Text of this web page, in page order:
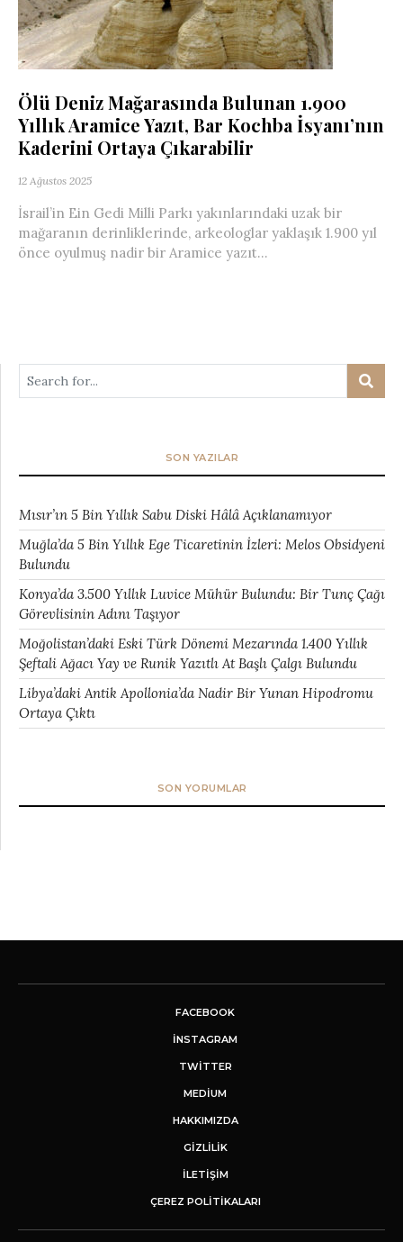
Ölü Deniz Mağarasında Bulunan 1.900
Yıllık Aramice Yazıt, Bar Kochba İsyanı’nın
Kaderini Ortaya Çıkarabilir
12 Ağustos 2025
İsrail’in Ein Gedi Milli Parkı yakınlarındaki uzak bir
mağaranın derinliklerinde, arkeologlar yaklaşık 1.900 yıl
önce oyulmuş nadir bir Aramice yazıt...
SON YAZILAR
Mısır’ın 5 Bin Yıllık Sabu Diski Hâlâ Açıklanamıyor
Muğla’da 5 Bin Yıllık Ege Ticaretinin İzleri: Melos Obsidyeni
Bulundu
Konya’da 3.500 Yıllık Luvice Mühür Bulundu: Bir Tunç Çağı
Görevlisinin Adını Taşıyor
Moğolistan’daki Eski Türk Dönemi Mezarında 1.400 Yıllık
Şeftali Ağacı Yay ve Runik Yazıtlı At Başlı Çalgı Bulundu
Libya’daki Antik Apollonia’da Nadir Bir Yunan Hipodromu
Ortaya Çıktı
SON YORUMLAR
FACEBOOK
INSTAGRAM
TWITTER
MEDIUM
HAKKIMIZDA
GİZLİLİK
İLETIŞIM
ÇEREZ POLITIKALARI